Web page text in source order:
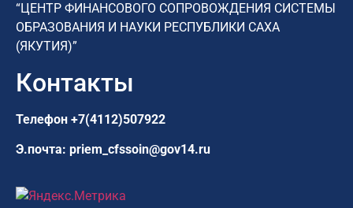
“ЦЕНТР ФИНАНСОВОГО СОПРОВОЖДЕНИЯ СИСТЕМЫ
ОБРАЗОВАНИЯ И НАУКИ РЕСПУБЛИКИ САХА
(ЯКУТИЯ)”
Контакты
Телефон +7(4112)507922
Э.почта: priem_cfssoin@gov14.ru